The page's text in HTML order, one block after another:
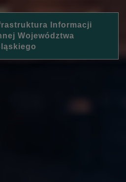
Informacji
Województwa